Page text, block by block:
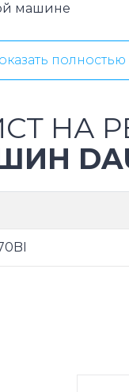
машине
полностью
НА